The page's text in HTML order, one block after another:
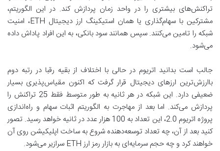
تراکنش‌های بیشتری را در واحد زمان پردازش کند. در این الگوریتم،
مشترکین با سهام‌گذاری یا همان استیکینگ ارز دیجیتال ETH، امنیت
شبکه را تامین می‌کنند. سپس همانند سود بانکی، به این افراد پاداش داده
می‌شود.
جالب است بدانید اتریوم در حالی با اختلاف از بقیه رقبا در رتبه دوم
باارزش‌ترین ارزهای دیجیتال قرار گرفت که اکنون مقیاس‌پذیری بسیار
ضعیفی دارد. این شبکه در هر ثانیه به طور متوسط فقط 25 تراکنش را
پردازش می‌کند. اما بعد از مهاجرت به الگوریتم اثبات سهام و راه‌اندازی
پروژه‌ اتریوم 2.0، این تعداد به 100 هزار عدد در ثانیه خواهد رسید. تصور
کنید بعد از آن، چه تعداد توسعه‌دهنده شروع به ساخت اپلیکیشن روی آن
خواهند کرد و چه حجم سرمایه‌ای به بازار رمز ارز ETH سرازیر می‌شود.